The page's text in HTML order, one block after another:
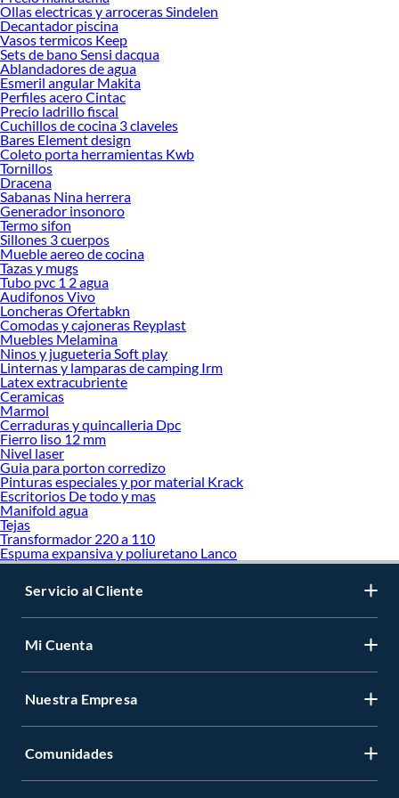
tus ideas realidad. ¡Visítanos y encuentra todo lo que tenemos para ofrecerte en
Esmeriles!
Explora la variedad de productos de Esmeriles en Sodimac
Herramientas, materiales y accesorios de calidad para tus proyectos y
renovación de espacios. ¡Visítanos y descubre todo lo que tenemos para
ofrecerte!
Encuentra una amplia variedad de productos de Esmeriles en Sodimac.
Encuentra todo lo necesario para tus proyectos de renovación y decoración.
¡Visítanos y haz tus ideas realidad!
Ollas electricas y arroceras Sindelen
Decantador piscina
Vasos termicos Keep
Sets de bano Sensi dacqua
Ablandadores de agua
Esmeril angular Makita
Perfiles acero Cintac
Precio ladrillo fiscal
Cuchillos de cocina 3 claveles
Bares Element design
Coleto porta herramientas Kwb
Tornillos
Dracena
Sabanas Nina herrera
Generador insonoro
Termo sifon
Sillones 3 cuerpos
Mueble aereo de cocina
Tazas y mugs
Tubo pvc 1 2 agua
Audifonos Vivo
Loncheras Ofertabkn
Comodas y cajoneras Reyplast
Muebles Melamina
Ninos y jugueteria Soft play
Linternas y lamparas de camping Irm
Latex extracubriente
Ceramicas
Marmol
Cerraduras y quincalleria Dpc
Fierro liso 12 mm
Nivel laser
Guia para porton corredizo
Pinturas especiales y por material Krack
Escritorios De todo y mas
Manifold agua
Tejas
Transformador 220 a 110
Espuma expansiva y poliuretano Lanco
Servicio al Cliente
Mi Cuenta
Nuestra Empresa
Comunidades